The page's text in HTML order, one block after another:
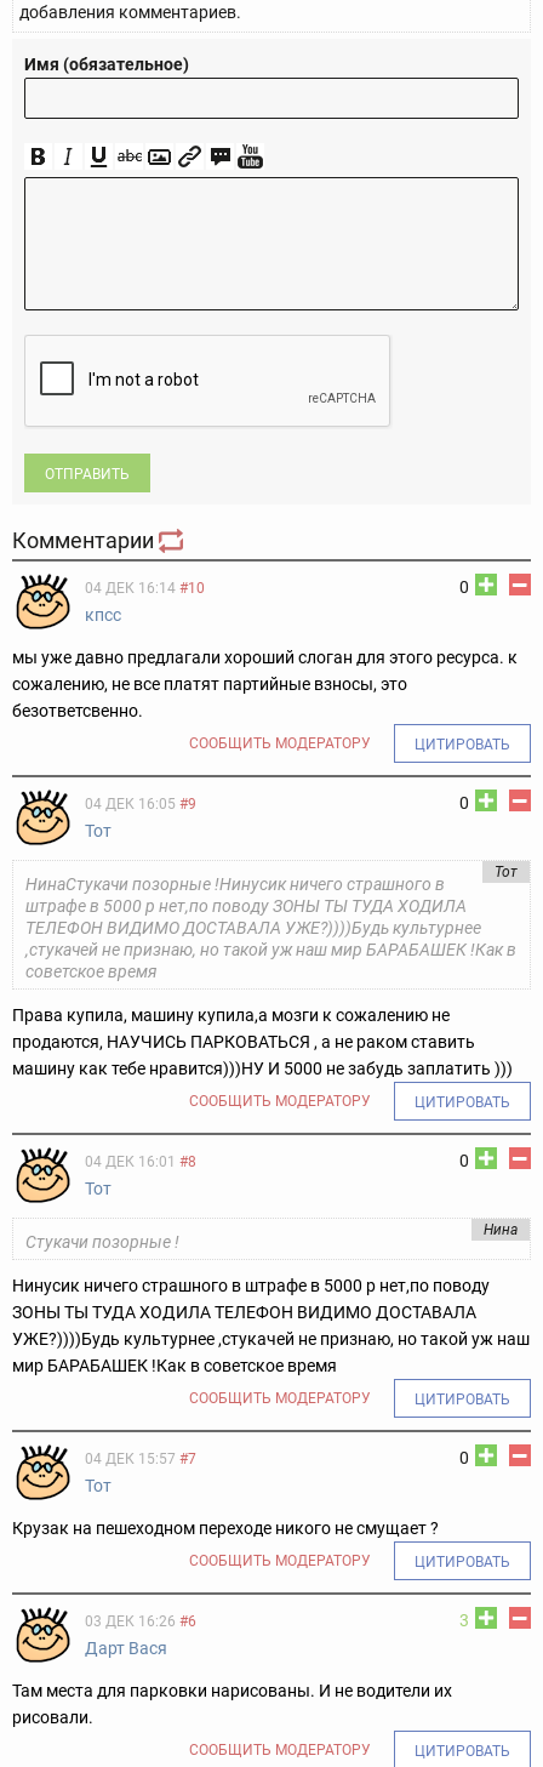
добавления комментариев.
Имя (обязательное)
ОТПРАВИТЬ
Комментарии
0
04 ДЕК 16:14 #10
кпсс
мы уже давно предлагали хороший слоган для этого ресурса. к
сожалению, не все платят партийные взносы, это
безответсвенно.
СООБЩИТЬ МОДЕРАТОРУ ЦИТИРОВАТЬ
0
04 ДЕК 16:05 #9
Тот
Тот
НинаСтукачи позорные !Нинусик ничего страшного в
штрафе в 5000 р нет,по поводу ЗОНЫ ТЫ ТУДА ХОДИЛА
ТЕЛЕФОН ВИДИМО ДОСТАВАЛА УЖЕ?))))Будь культурнее
,стукачей не признаю, но такой уж наш мир БАРАБАШЕК !Как в
советское время
Права купила, машину купила,а мозги к сожалению не
продаются, НАУЧИСЬ ПАРКОВАТЬСЯ , а не раком ставить
машину как тебе нравится)))НУ И 5000 не забудь заплатить )))
СООБЩИТЬ МОДЕРАТОРУ ЦИТИРОВАТЬ
0
04 ДЕК 16:01 #8
Тот
Нина
Стукачи позорные !
Нинусик ничего страшного в штрафе в 5000 р нет,по поводу
ЗОНЫ ТЫ ТУДА ХОДИЛА ТЕЛЕФОН ВИДИМО ДОСТАВАЛА
УЖЕ?))))Будь культурнее ,стукачей не признаю, но такой уж наш
мир БАРАБАШЕК !Как в советское время
СООБЩИТЬ МОДЕРАТОРУ ЦИТИРОВАТЬ
0
04 ДЕК 15:57 #7
Тот
Крузак на пешеходном переходе никого не смущает ?
СООБЩИТЬ МОДЕРАТОРУ ЦИТИРОВАТЬ
3
03 ДЕК 16:26 #6
Дарт Вася
Там места для парковки нарисованы. И не водители их
рисовали.
СООБЩИТЬ МОДЕРАТОРУ ЦИТИРОВАТЬ